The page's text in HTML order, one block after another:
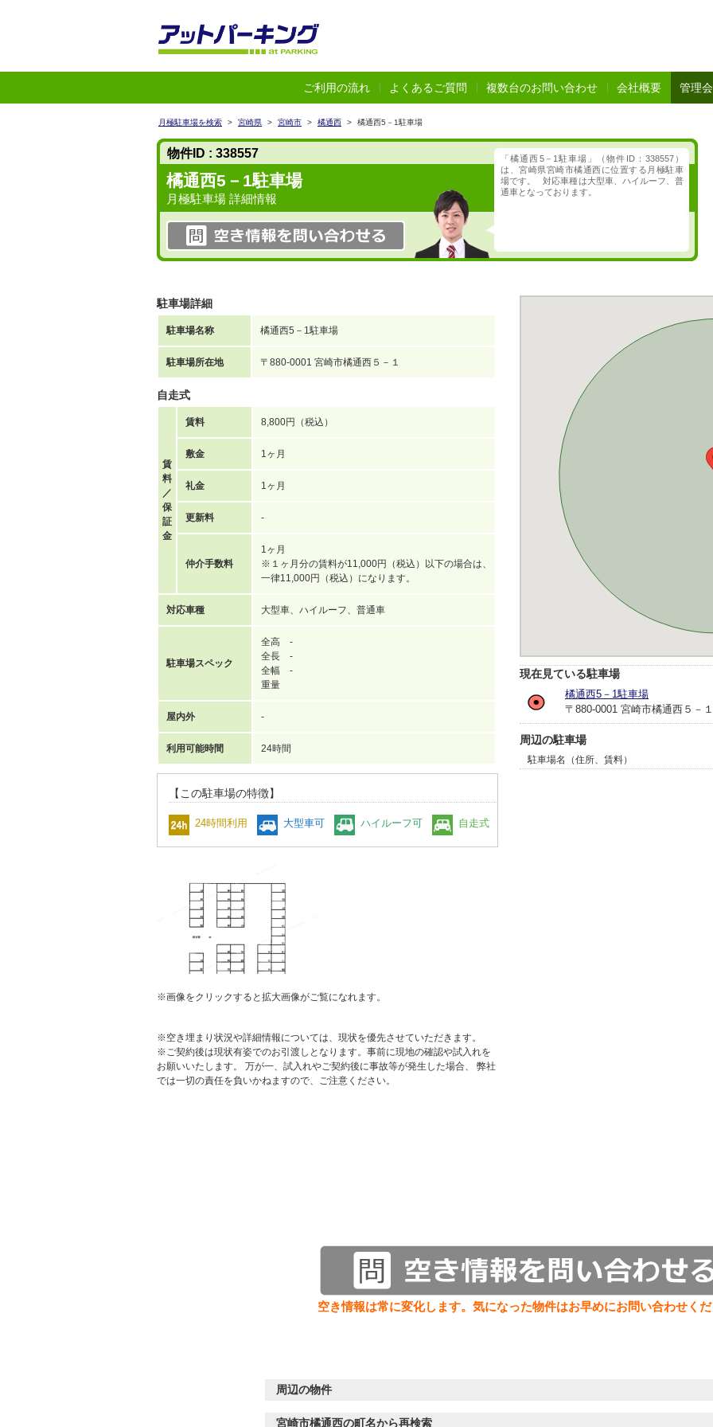
ご利用の流れ よくあるご質問 複数台のお問い合わせ 会社概要 管理
月極駐車場を検索 > 宮崎県 > 宮崎市 > 橘通西 > 橘通西5－1駐車場
物件ID : 338557
橘通西5－1駐車場
月極駐車場 詳細情報
「橘通西5－1駐車場」（物件ID：338557）
は、宮崎県宮崎市橘通西に位置する月極駐車
場です。 対応車種は大型車、ハイルーフ、普
通車となっております。
駐車場詳細
駐車場名称 橘通西5－1駐車場
駐車場所在地 〒880-0001 宮崎市橘通西５－１
自走式
賃
料
／
保
証
金
賃料 8,800円（税込）
敷金 1ヶ月
礼金 1ヶ月
更新料 -
仲介手数料
1ヶ月
※１ヶ月分の賃料が11,000円（税込）以下の場合は、
一律11,000円（税込）になります。
対応車種 大型車、ハイルーフ、普通車
駐車場スペック
全高 -
全長 -
全幅 -
重量
屋内外 -
利用可能時間 24時間
【この駐車場の特徴】
24時間利用 大型車可 ハイルーフ可 自走式
※画像をクリックすると拡大画像がご覧になれます。
※空き埋まり状況や詳細情報については、現状を優先させていただきます。
※ご契約後は現状有姿でのお引渡しとなります。事前に現地の確認や試入れを
お願いいたします。 万が一、試入れやご契約後に事故等が発生した場合、 弊社
では一切の責任を負いかねますので、ご注意ください。
現在見ている駐車場
橘通西5－1駐車場
〒880-0001 宮崎市橘通西５－
周辺の駐車場
駐車場名（住所、賃料）
空き情報は常に変化します。気になった物件はお早めにお問い合わせく
周辺の物件
宮崎市橘通西の町名から再検索